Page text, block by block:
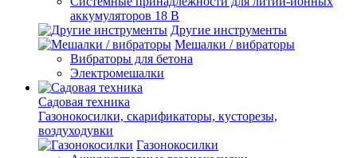
аккумуляторов 18 В
Другие инструменты
Мешалки / вибраторы
Вибраторы для бетона
Электромешалки
Садовая техника
Газонокосилки, скарификаторы, кусторезы,
воздуходувки
Газонокосилки